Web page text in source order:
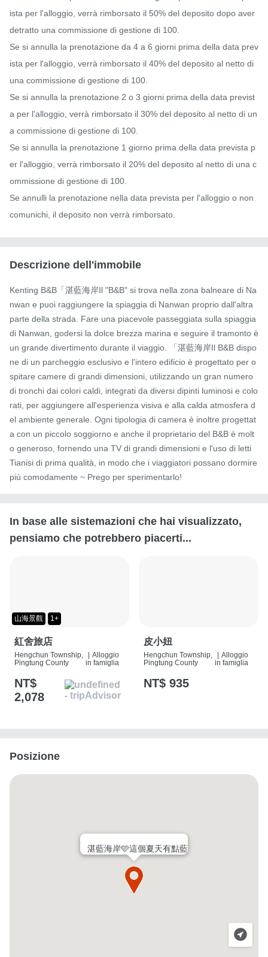
ista per l'alloggio, verrà rimborsato il 50% del deposito dopo aver
detratto una commissione di gestione di 100.
Se si annulla la prenotazione da 4 a 6 giorni prima della data prev
ista per l'alloggio, verrà rimborsato il 40% del deposito al netto di
una commissione di gestione di 100.
Se si annulla la prenotazione 2 o 3 giorni prima della data previst
a per l'alloggio, verrà rimborsato il 30% del deposito al netto di un
a commissione di gestione di 100.
Se si annulla la prenotazione 1 giorno prima della data prevista p
er l'alloggio, verrà rimborsato il 20% del deposito al netto di una c
ommissione di gestione di 100.
Se annulli la prenotazione nella data prevista per l'alloggio o non
comunichi, il deposito non verrà rimborsato.
Descrizione dell'immobile
Kenting B&B「湛藍海岸Il "B&B" si trova nella zona balneare di Na
nwan e puoi raggiungere la spiaggia di Nanwan proprio dall'altra
parte della strada. Fare una piacevole passeggiata sulla spiaggia
di Nanwan, godersi la dolce brezza marina e seguire il tramonto è
un grande divertimento durante il viaggio. 「湛藍海岸Il B&B dispo
ne di un parcheggio esclusivo e l'intero edificio è progettato per o
spitare camere di grandi dimensioni, utilizzando un gran numero
di tronchi dai colori caldi, integrati da diversi dipinti luminosi e colo
rati, per aggiungere all'esperienza visiva e alla calda atmosfera d
el ambiente generale. Ogni tipologia di camera è inoltre progettat
a con un piccolo soggiorno e anche il proprietario del B&B è molt
o generoso, fornendo una TV di grandi dimensioni e l'uso di letti
Tianisi di prima qualità, in modo che i viaggiatori possano dormire
più comodamente ~ Prego per sperimentarlo!
In base alle sistemazioni che hai visualizzato,
pensiamo che potrebbero piacerti...
山海景觀 1+
紅舍旅店
Hengchun Township,
Pingtung County
Alloggio
in famiglia
NT$
2,078
皮小妞
Hengchun Township,
Pingtung County
Alloggio
in famiglia
NT$ 935
Posizione
湛藍海岸🩵這個夏天有點藍